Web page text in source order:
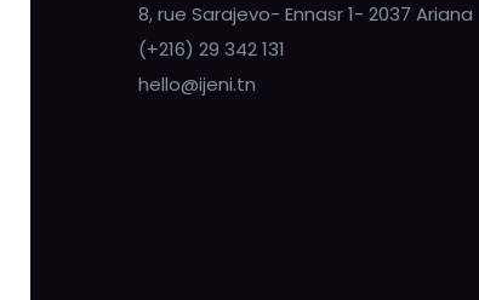
8, rue Sarajevo- Ennasr 1- 2037 Ariana
(+216) 29 342 131
hello@ijeni.tn